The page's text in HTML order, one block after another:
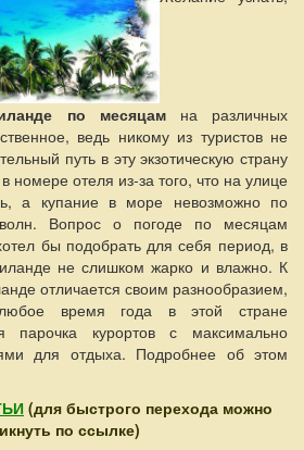
по месяцамна различных
ведь никому из туристов не
путь в эту экзотическую страну
номере отеля из-за того, что на улице
а купание в море невозможно по
Вопрос о погоде по месяцам
бы подобрать для себя период, в
не слишком жарко и влажно. К
отличается своим разнообразием,
время года в этой стране
парочка курортов с максимально
для отдыха. Подробнее об этом
(для быстрого перехода можно
по ссылке)